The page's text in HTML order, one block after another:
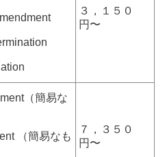
３，１５０
円〜
（簡易な
（簡易なも
７，３５０
円〜